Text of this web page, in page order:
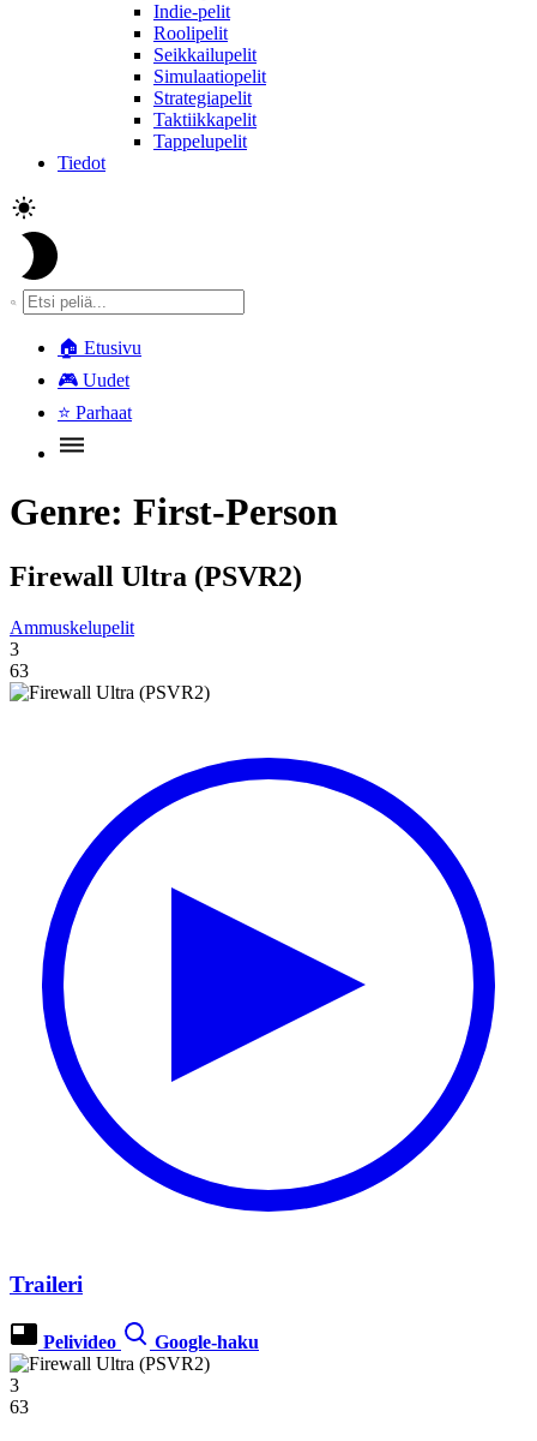
Indie-pelit
Roolipelit
Seikkailupelit
Simulaatiopelit
Strategiapelit
Taktiikkapelit
Tappelupelit
Tiedot
🏠 Etusivu
🎮 Uudet
⭐ Parhaat
Genre: First-Person
Firewall Ultra (PSVR2)
Ammuskelupelit
3
63
Traileri
Pelivideo Google-haku
3
63